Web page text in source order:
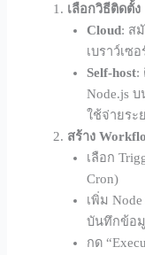
เลือกวิธีติดตั้ง
Cloud: ส
เบราว์เซ
Self-host:
Node.js
ใช้จ่ายระ
สร้าง
เลือก
Cron)
เพิ่ม
บันทึกข้อ
กด